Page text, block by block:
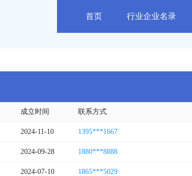
首页 行业企业名录
成立时间 联系方式
2024-11-10 1395***1667
2024-09-28 1880***8888
2024-07-10 1865***5029